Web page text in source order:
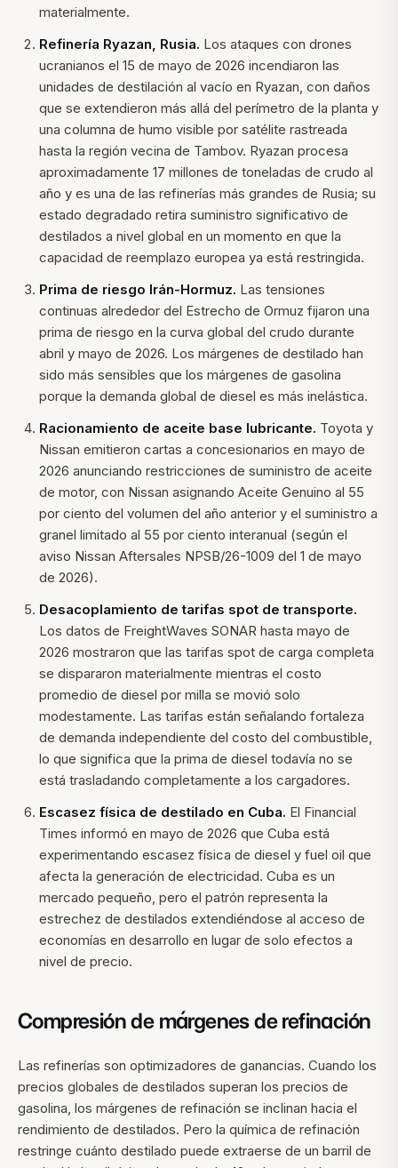
materialmente.
Refinería Ryazan, Rusia. Los ataques con drones
ucranianos el 15 de mayo de 2026 incendiaron las
unidades de destilación al vacío en Ryazan, con daños
que se extendieron más allá del perímetro de la planta y
una columna de humo visible por satélite rastreada
hasta la región vecina de Tambov. Ryazan procesa
aproximadamente 17 millones de toneladas de crudo al
año y es una de las refinerías más grandes de Rusia; su
estado degradado retira suministro significativo de
destilados a nivel global en un momento en que la
capacidad de reemplazo europea ya está restringida.
Prima de riesgo Irán-Hormuz. Las tensiones
continuas alrededor del Estrecho de Ormuz fijaron una
prima de riesgo en la curva global del crudo durante
abril y mayo de 2026. Los márgenes de destilado han
sido más sensibles que los márgenes de gasolina
porque la demanda global de diesel es más inelástica.
Racionamiento de aceite base lubricante. Toyota y
Nissan emitieron cartas a concesionarios en mayo de
2026 anunciando restricciones de suministro de aceite
de motor, con Nissan asignando Aceite Genuino al 55
por ciento del volumen del año anterior y el suministro a
granel limitado al 55 por ciento interanual (según el
aviso Nissan Aftersales NPSB/26-1009 del 1 de mayo
de 2026).
Desacoplamiento de tarifas spot de transporte.
Los datos de FreightWaves SONAR hasta mayo de
2026 mostraron que las tarifas spot de carga completa
se dispararon materialmente mientras el costo
promedio de diesel por milla se movió solo
modestamente. Las tarifas están señalando fortaleza
de demanda independiente del costo del combustible,
lo que significa que la prima de diesel todavía no se
está trasladando completamente a los cargadores.
Escasez física de destilado en Cuba. El Financial
Times informó en mayo de 2026 que Cuba está
experimentando escasez física de diesel y fuel oil que
afecta la generación de electricidad. Cuba es un
mercado pequeño, pero el patrón representa la
estrechez de destilados extendiéndose al acceso de
economías en desarrollo en lugar de solo efectos a
nivel de precio.
Compresión de márgenes de refinación
Las refinerías son optimizadores de ganancias. Cuando los
precios globales de destilados superan los precios de
gasolina, los márgenes de refinación se inclinan hacia el
rendimiento de destilados. Pero la química de refinación
restringe cuánto destilado puede extraerse de un barril de